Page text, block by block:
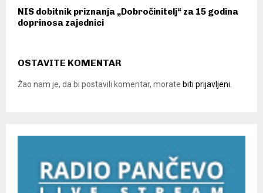
NIS dobitnik priznanja „Dobročinitelj“ za 15 godina
doprinosa zajednici
OSTAVITE KOMENTAR
Žao nam je, da bi postavili komentar, morate biti prijavljeni